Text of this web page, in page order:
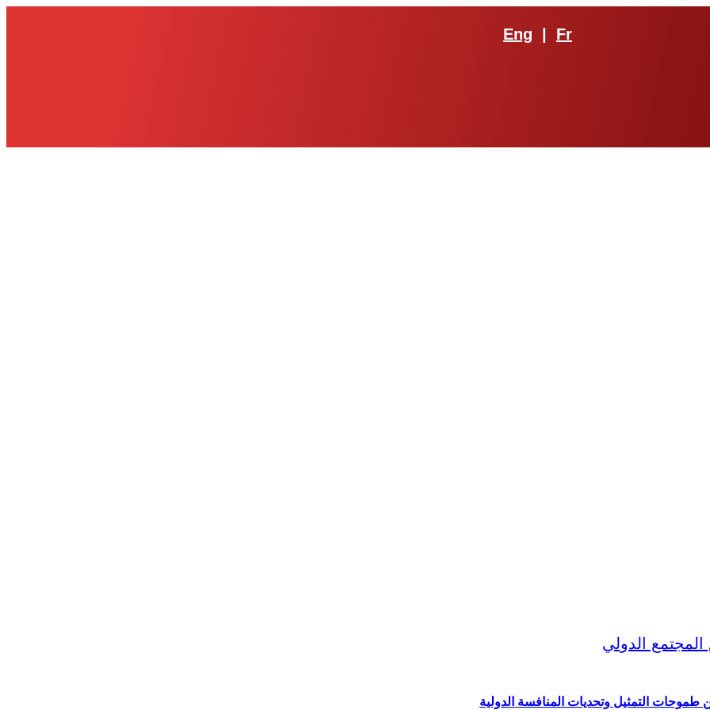
Eng Fr
طموحات التمثيل وتحديات المنافسة الدولية